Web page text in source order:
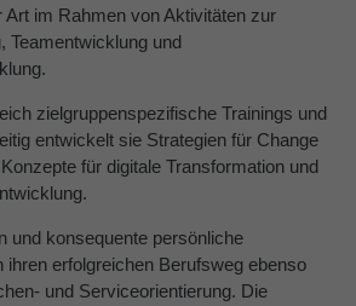
Art im Rahmen von Aktivitäten zur
Teamentwicklung und
zielgruppenspezifische Trainings und
entwickelt sie Strategien für Change
für digitale Transformation und
und konsequente persönliche
ihren erfolgreichen Berufsweg ebenso
und Serviceorientierung. Die